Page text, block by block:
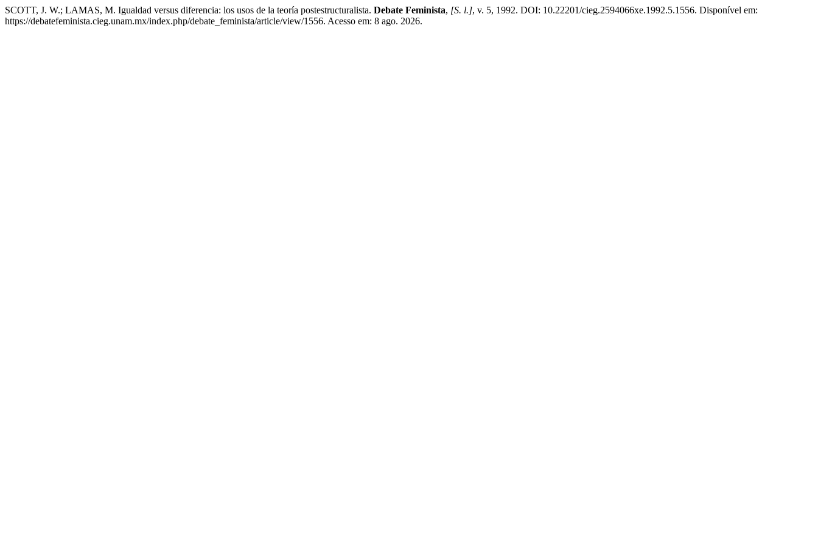
SCOTT, J. W.; LAMAS, M. Igualdad versus diferencia: los usos de la teoría postestructuralista. Debate Feminista, [S. l.], v. 5, 1992. DOI: 10.22201/cieg.2594066xe.1992.5.1556. Disponível em:
https://debatefeminista.cieg.unam.mx/index.php/debate_feminista/article/view/1556. Acesso em: 8 ago. 2026.